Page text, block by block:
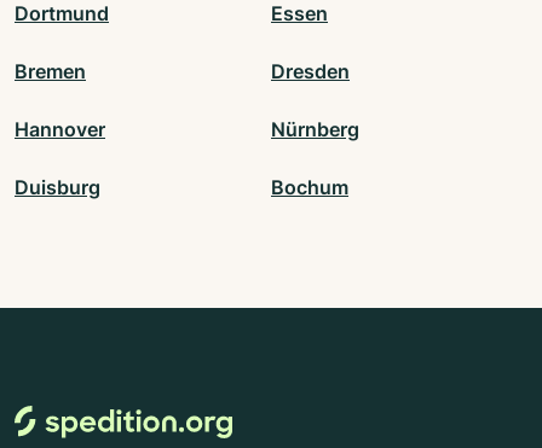
Dortmund Essen
Bremen Dresden
Hannover Nürnberg
Duisburg Bochum